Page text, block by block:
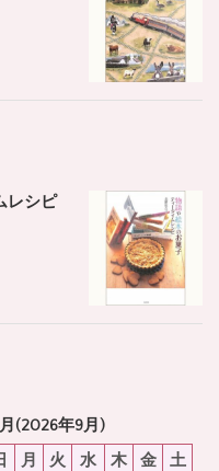
レシピ
(2026年9月)
月 火 水 木 金
土